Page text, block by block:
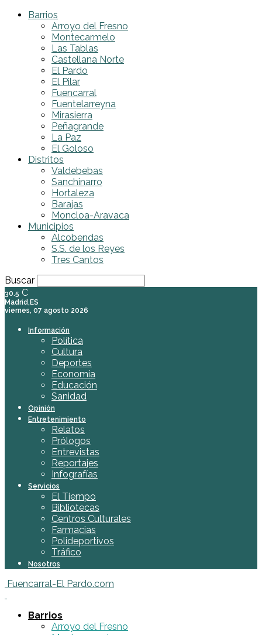
Barrios
Arroyo del Fresno
Montecarmelo
Las Tablas
Castellana Norte
El Pardo
El Pilar
Fuencarral
Fuentelarreyna
Mirasierra
Peñagrande
La Paz
El Goloso
Distritos
Valdebebas
Sanchinarro
Hortaleza
Barajas
Moncloa-Aravaca
Municipios
Alcobendas
S.S. de los Reyes
Tres Cantos
Buscar
30.5 C
Madrid,ES
viernes, 07 agosto 2026
Información
Política
Cultura
Deportes
Economía
Educación
Sanidad
Opinión
Entretenimiento
Relatos
Prólogos
Entrevistas
Reportajes
Infografías
Servicios
El Tiempo
Bibliotecas
Centros Culturales
Farmacias
Polideportivos
Tráfico
Nosotros
Fuencarral-El Pardo.com
Barrios
Arroyo del Fresno